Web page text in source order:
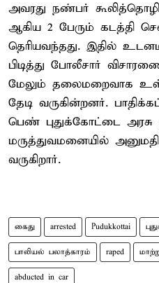
அவரது நண்பர்
ஆகிய 2 பேரும் கடத்தி
தெரியவந்தது. இதில்
பிடித்து போலீசார்
மேலும் தலைமறைவாக
தேடி வருகின்றனர்.
பெண் புதுக்கோட்டை அரசு
மருத்துவமனையில்
வருகிறார்.
கைது arrested Pudukkottai
பாலியல் பலாத்காரம் raped
abducted in car